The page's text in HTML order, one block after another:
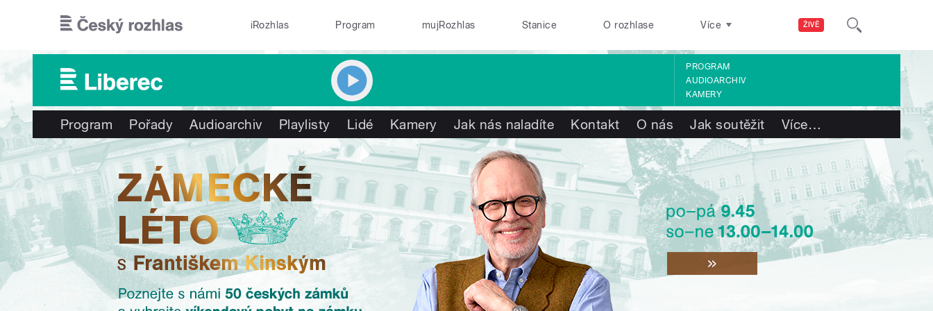
ŽIVĚ
iRozhlas Program mujRozhlas Stanice O rozhlase Více
PROGRAM
AUDIOARCHIV
KAMERY
Program Pořady Audioarchiv Playlisty Lidé Kamery Jak nás naladíte Kontakt O nás Jak soutěžit Více…